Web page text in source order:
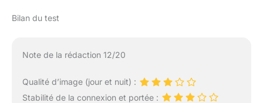
Bilan du test
Note de la rédaction 12/20
Qualité d’image (jour et nuit) :
Stabilité de la connexion et portée :